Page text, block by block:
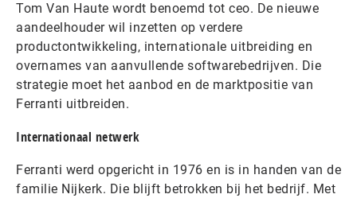
Tom Van Haute wordt benoemd tot ceo. De nieuwe
aandeelhouder wil inzetten op verdere
productontwikkeling, internationale uitbreiding en
overnames van aanvullende softwarebedrijven. Die
strategie moet het aanbod en de marktpositie van
Ferranti uitbreiden.
Internationaal netwerk
Ferranti werd opgericht in 1976 en is in handen van de
familie Nijkerk. Die blijft betrokken bij het bedrijf. Met